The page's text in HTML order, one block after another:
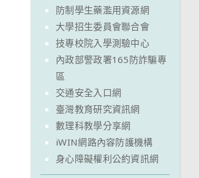
防制學生藥濫用資源網
大學招生委員會聯合會
技專校院入學測驗中心
內政部警政署165防詐騙專
區
交通安全入口網
臺灣教育研究資訊網
數理科教學分享網
iWIN網路內容防護機構
身心障礙權利公約資訊網